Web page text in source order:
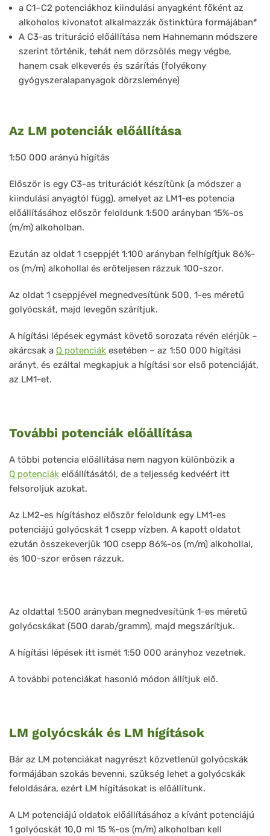
a C1–C2 potenciákhoz kiindulási anyagként főként az
alkoholos kivonatot alkalmazzák őstinktúra formájában*
A C3-as trituráció előállítása nem Hahnemann módszere
szerint történik, tehát nem dörzsölés megy végbe,
hanem csak elkeverés és szárítás (folyékony
gyógyszeralapanyagok dörzsleménye)
Az LM potenciák előállítása
1:50 000 arányú hígítás
Először is egy C3-as triturációt készítünk (a módszer a
kiindulási anyagtól függ), amelyet az LM1-es potencia
előállításához először feloldunk 1:500 arányban 15%-os
(m/m) alkoholban.
Ezután az oldat 1 cseppjét 1:100 arányban felhígítjuk 86%-
os (m/m) alkohollal és erőteljesen rázzuk 100-szor.
Az oldat 1 cseppjével megnedvesítünk 500, 1-es méretű
golyócskát, majd levegőn szárítjuk.
A hígítási lépések egymást követő sorozata révén elérjük –
akárcsak a Q potenciák esetében – az 1:50 000 hígítási
arányt, és ezáltal megkapjuk a hígítási sor első potenciáját,
az LM1-et.
További potenciák előállítása
A többi potencia előállítása nem nagyon különbözik a
Q potenciák előállításától, de a teljesség kedvéért itt
felsoroljuk azokat.
Az LM2-es hígításhoz először feloldunk egy LM1-es
potenciájú golyócskát 1 csepp vízben. A kapott oldatot
ezután összekeverjük 100 csepp 86%-os (m/m) alkohollal,
és 100-szor erősen rázzuk.
Az oldattal 1:500 arányban megnedvesítünk 1-es méretű
golyócskákat (500 darab/gramm), majd megszárítjuk.
A hígítási lépések itt ismét 1:50 000 arányhoz vezetnek.
A további potenciákat hasonló módon állítjuk elő.
LM golyócskák és LM hígítások
Bár az LM potenciákat nagyrészt közvetlenül golyócskák
formájában szokás bevenni, szükség lehet a golyócskák
feloldására, ezért LM hígításokat is előállítunk.
A LM potenciájú oldatok előállításához a kívánt potenciájú
1 golyócskát 10,0 ml 15 %-os (m/m) alkoholban kell